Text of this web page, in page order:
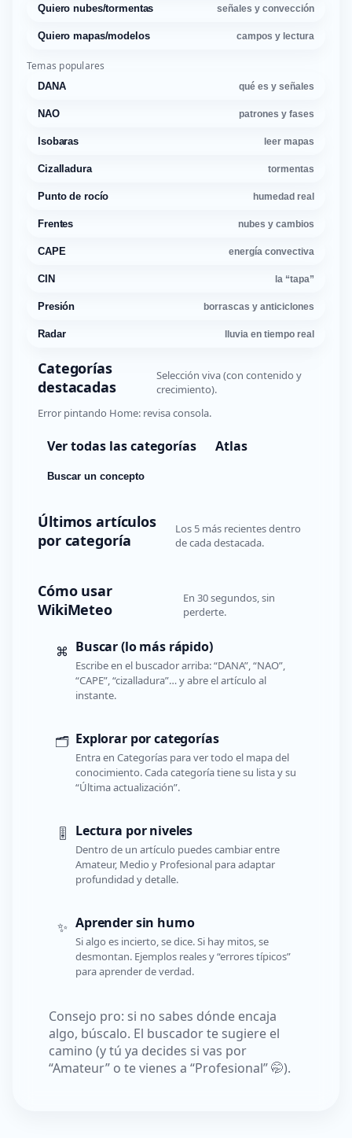
Quiero nubes/tormentas señales y convección
Quiero mapas/modelos campos y lectura
Temas populares
DANA qué es y señales
NAO patrones y fases
Isobaras leer mapas
Cizalladura tormentas
Punto de rocío humedad real
Frentes nubes y cambios
CAPE energía convectiva
CIN la “tapa”
Presión borrascas y anticiclones
Radar lluvia en tiempo real
Categorías
destacadas
Selección viva (con contenido y
crecimiento).
Error pintando Home: revisa consola.
Ver todas las categorías Atlas
Buscar un concepto
Últimos artículos
por categoría
Los 5 más recientes dentro
de cada destacada.
Cómo usar
WikiMeteo
En 30 segundos, sin
perderte.
⌘ Buscar (lo más rápido)
Escribe en el buscador arriba: “DANA”, “NAO”,
“CAPE”, “cizalladura”… y abre el artículo al
instante.
🗂️ Explorar por categorías
Entra en Categorías para ver todo el mapa del
conocimiento. Cada categoría tiene su lista y su
“Última actualización”.
🎚️ Lectura por niveles
Dentro de un artículo puedes cambiar entre
Amateur, Medio y Profesional para adaptar
profundidad y detalle.
✨ Aprender sin humo
Si algo es incierto, se dice. Si hay mitos, se
desmontan. Ejemplos reales y “errores típicos”
para aprender de verdad.
Consejo pro: si no sabes dónde encaja
algo, búscalo. El buscador te sugiere el
camino (y tú ya decides si vas por
“Amateur” o te vienes a “Profesional” 🤭).